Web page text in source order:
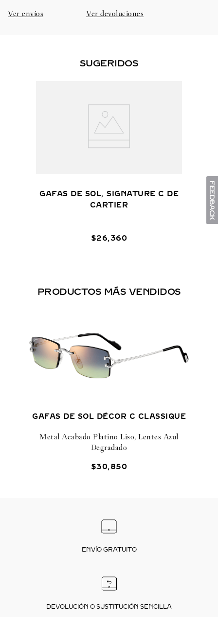
Ver envíos Ver devoluciones
SUGERIDOS
GAFAS DE SOL, SIGNATURE C DE
CARTIER
$26,360
PRODUCTOS MÁS VENDIDOS
GAFAS DE SOL DÉCOR C CLASSIQUE
Metal Acabado Platino Liso, Lentes Azul
Degradado
$30,850
ENVÍO GRATUITO
DEVOLUCIÓN O SUSTITUCIÓN SENCILLA